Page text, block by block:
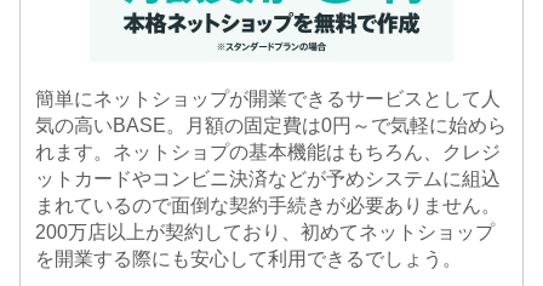
簡単にネットショップが開業できるサービスとして人
気の高いBASE。月額の固定費は0円～で気軽に始めら
れます。ネットショプの基本機能はもちろん、クレジ
ットカードやコンビニ決済などが予めシステムに組込
まれているので面倒な契約手続きが必要ありません。
200万店以上が契約しており、初めてネットショップ
を開業する際にも安心して利用できるでしょう。